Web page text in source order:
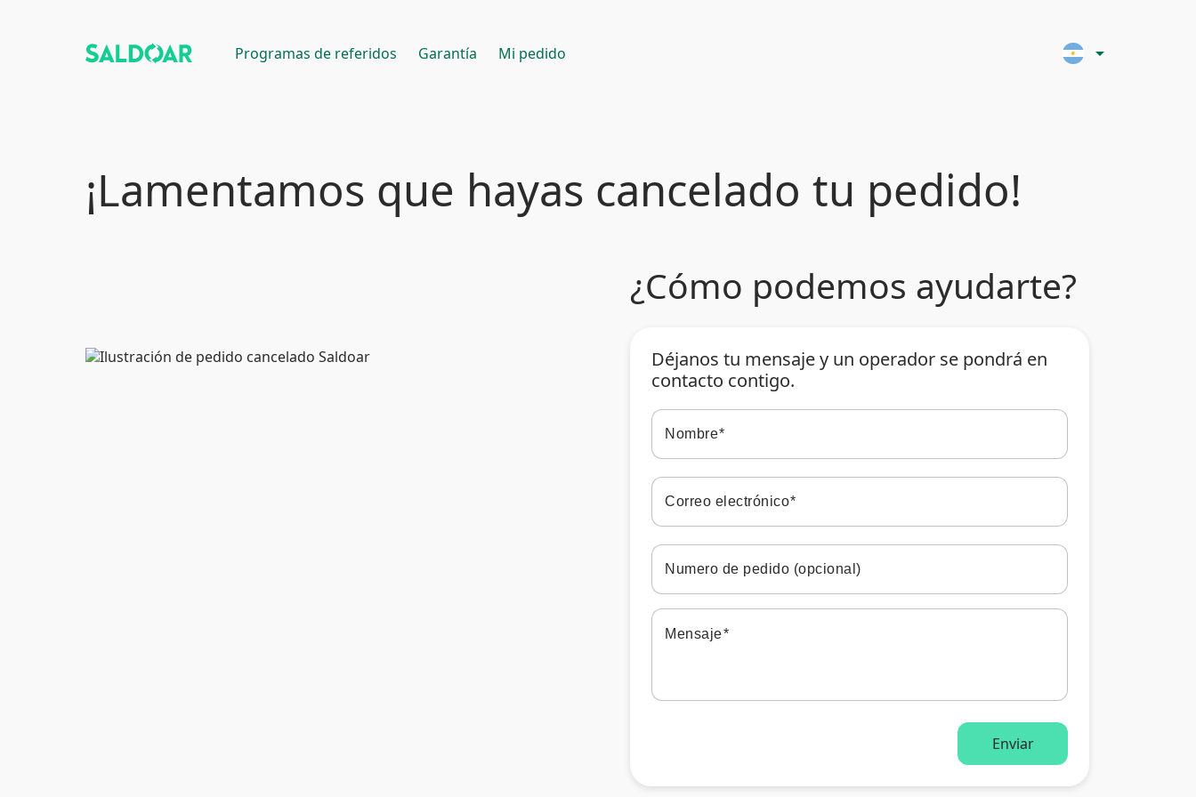
Programas de referidos Garantía Mi pedido arrow_drop_down
¡Lamentamos que hayas cancelado tu pedido!
¿Cómo podemos ayudarte?
Déjanos tu mensaje y un operador se pondrá en
contacto contigo.
Nombre
Correo electrónico
Numero de pedido (opcional)
Mensaje
Enviar